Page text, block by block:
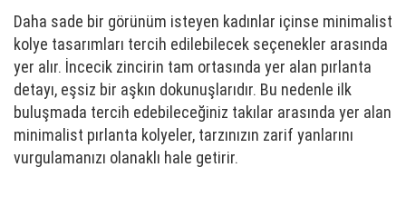
Daha sade bir görünüm isteyen kadınlar içinse minimalist
kolye tasarımları tercih edilebilecek seçenekler arasında
yer alır. İncecik zincirin tam ortasında yer alan pırlanta
detayı, eşsiz bir aşkın dokunuşlarıdır. Bu nedenle ilk
buluşmada tercih edebileceğiniz takılar arasında yer alan
minimalist pırlanta kolyeler, tarzınızın zarif yanlarını
vurgulamanızı olanaklı hale getirir.